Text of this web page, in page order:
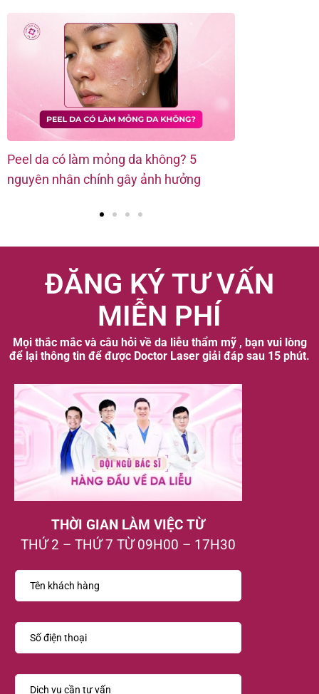
Peel da có làm mỏng da không? 5
nguyên nhân chính gây ảnh hưởng
ĐĂNG KÝ TƯ VẤN
MIỄN PHÍ
Mọi thắc mắc và câu hỏi về da liễu thẩm mỹ , bạn vui lòng
để lại thông tin để được Doctor Laser giải đáp sau 15 phút.
THỜI GIAN LÀM VIỆC TỪ
THỨ 2 – THỨ 7 TỪ 09H00 – 17H30